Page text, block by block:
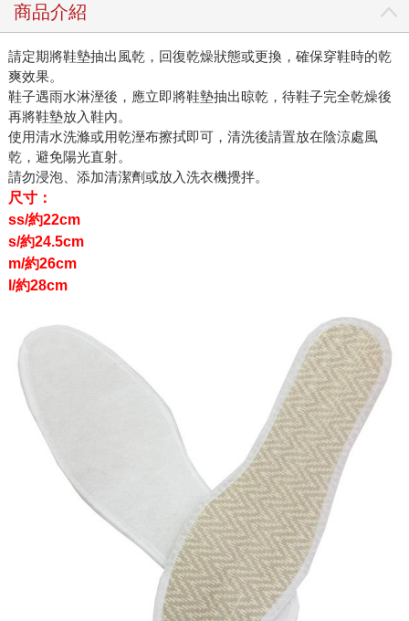
商品介紹
請定期將鞋墊抽出風乾，回復乾燥狀態或更換，確保穿鞋時的乾
爽效果。
鞋子遇雨水淋溼後，應立即將鞋墊抽出晾乾，待鞋子完全乾燥後
再將鞋墊放入鞋內。
使用清水洗滌或用乾溼布擦拭即可，清洗後請置放在陰涼處風
乾，避免陽光直射。
請勿浸泡、添加清潔劑或放入洗衣機攪拌。
尺寸：
ss/約22cm
s/約24.5cm
m/約26cm
l/約28cm